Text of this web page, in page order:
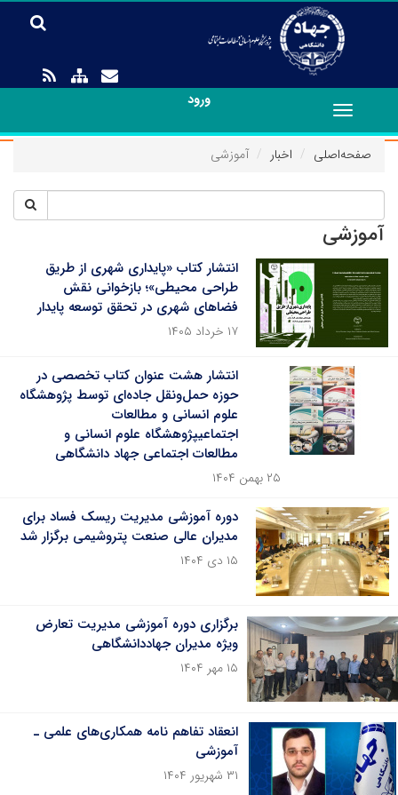
ورود
Toggle
navigation
صفحه‌اصلی
اخبار آموزشی
آموزشی
انتشار کتاب «پایداری شهری از طریق
طراحی محیطی»؛ بازخوانی نقش
فضاهای شهری در تحقق توسعه پایدار
۱۷ خرداد ۱۴۰۵
انتشار هشت عنوان کتاب تخصصی در
حوزه حمل‌ونقل جاده‌ای توسط پژوهشگاه
علوم انسانی و مطالعات
اجتماعیپژوهشگاه علوم انسانی و
مطالعات اجتماعی جهاد دانشگاهی
۲۵ بهمن ۱۴۰۴
دوره آموزشی مدیریت ریسک فساد برای
مدیران عالی صنعت پتروشیمی برگزار شد
۱۵ دی ۱۴۰۴
برگزاری دوره‌ آموزشی مدیریت تعارض
ویژه مدیران جهاددانشگاهی
۱۵ مهر ۱۴۰۴
انعقاد تفاهم نامه همکاری‌های علمی ـ
آموزشی
۳۱ شهریور ۱۴۰۴